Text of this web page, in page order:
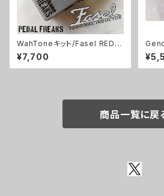
WahToneキット/Fasel REDイ
ンダクター仕様【PEDAL FREA
KS 】
¥7,700
キッ
商品一覧に戻